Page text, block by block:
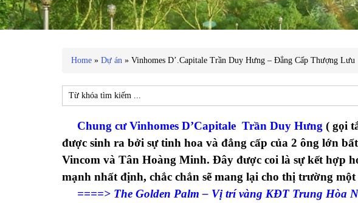
Home » Dự án » Vinhomes D’.Capitale Trần Duy Hưng – Đẳng Cấp Thượng Lưu
Chung cư Vinhomes D’Capitale Trần Duy Hưng ( gọi
được sinh ra bởi sự tinh hoa và đẳng cấp của 2 ông lớn
Vincom và Tân Hoàng Minh. Đây được coi là sự kết hợp
mạnh nhất định, chắc chắn sẽ mang lại cho thị trường
====> The Golden Palm – Vị trí vàng KĐT Trung Hòa